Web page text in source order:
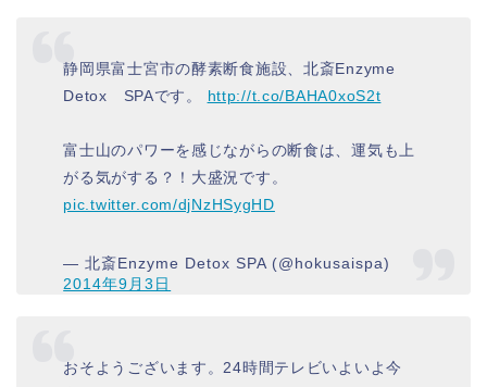
静岡県富士宮市の酵素断食施設、北斎Enzyme
Detox SPAです。 http://t.co/BAHA0xoS2t
富士山のパワーを感じながらの断食は、運気も上
がる気がする？！大盛況です。
pic.twitter.com/djNzHSygHD
— 北斎Enzyme Detox SPA (@hokusaispa)
2014年9月3日
おそようございます。24時間テレビいよいよ今